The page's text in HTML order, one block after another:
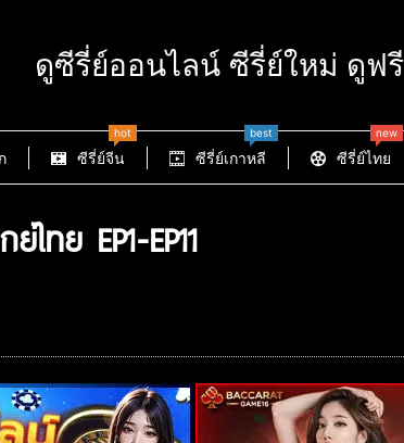
ดูซีรี่ย์ออนไลน์ ซีรี่ย์ใหม่ ดูฟรี
ซีรี่ย์จีน
hot
ซีรี่ย์เกาหลี
best
ซีรี่ย์ไทย
new
ทย EP1-EP11